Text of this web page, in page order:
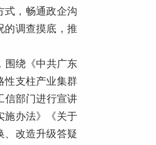
式，畅通政企沟
的调查摸底，推
围绕《中共广东
性支柱产业集群
信部门进行宣讲
施办法》《关于
、改造升级答疑